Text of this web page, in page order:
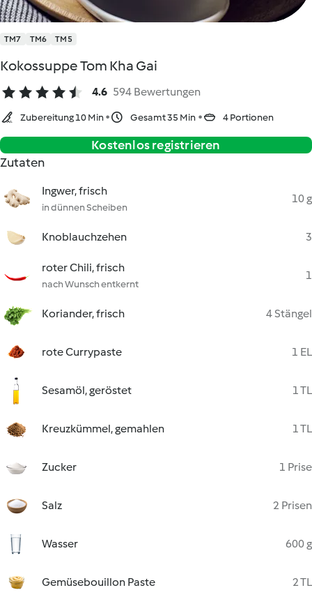
TM7 TM6 TM5
Kokossuppe Tom Kha Gai
4.6 594 Bewertungen
Zubereitung 10 Min Gesamt 35 Min 4 Portionen
Kostenlos registrieren
Zutaten
Ingwer, frisch
in dünnen Scheiben
10 g
Knoblauchzehen 3
roter Chili, frisch
nach Wunsch entkernt
1
Koriander, frisch 4 Stängel
rote Currypaste 1 EL
Sesamöl, geröstet 1 TL
Kreuzkümmel, gemahlen 1 TL
Zucker 1 Prise
Salz 2 Prisen
Wasser 600 g
Gemüsebouillon Paste
2 TL